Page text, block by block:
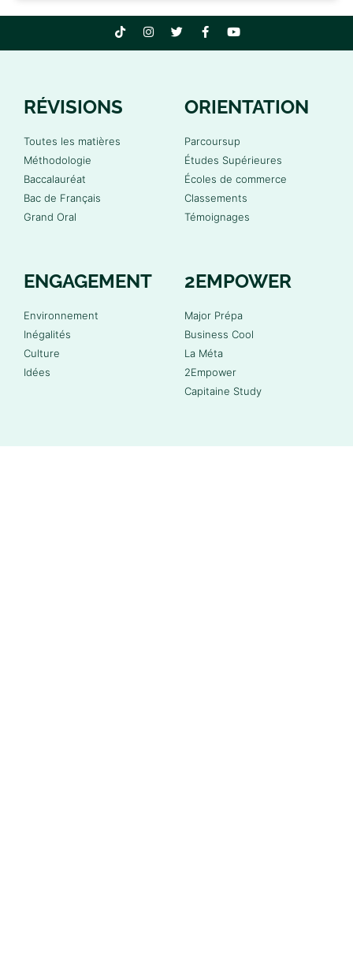
RÉVISIONS
Toutes les matières
Méthodologie
Baccalauréat
Bac de Français
Grand Oral
ORIENTATION
Parcoursup
Études Supérieures
Écoles de commerce
Classements
Témoignages
ENGAGEMENT
Environnement
Inégalités
Culture
Idées
2EMPOWER
Major Prépa
Business Cool
La Méta
2Empower
Capitaine Study